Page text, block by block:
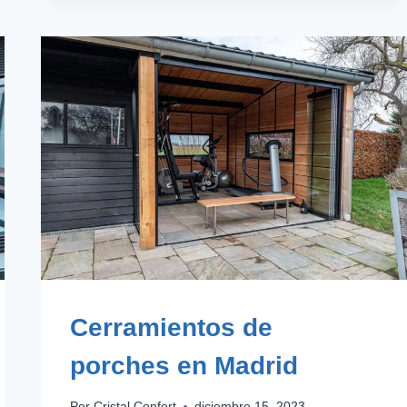
RECOMENDACIONES
Cerramientos de
porches en Madrid